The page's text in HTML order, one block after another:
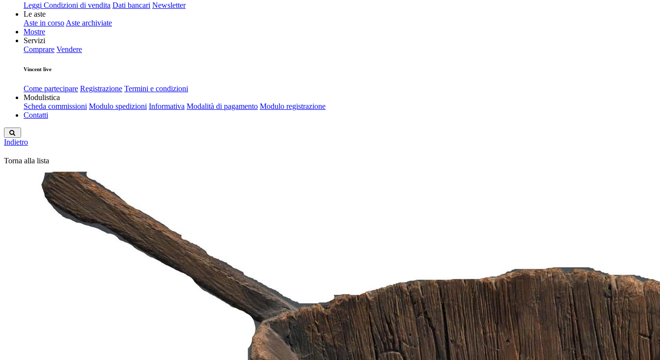
Leggi Condizioni di vendita Dati bancari Newsletter
Le aste
Aste in corso Aste archiviate
Mostre
Servizi
Comprare Vendere
Vincent live
Come partecipare Registrazione Termini e condizioni
Modulistica
Scheda commissioni Modulo spedizioni Informativa Modalità di pagamento Modulo registrazione
Contatti
Indietro
Torna alla lista